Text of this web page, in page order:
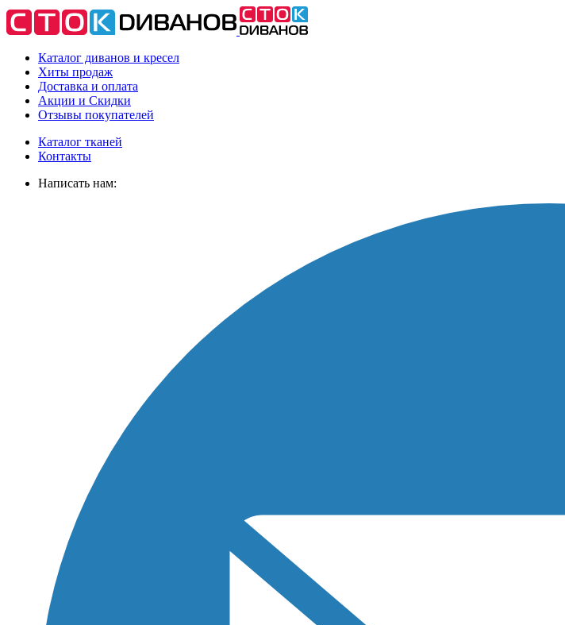
Каталог диванов и кресел
Хиты продаж
Доставка и оплата
Акции и Скидки
Отзывы покупателей
Каталог тканей
Контакты
Написать нам: